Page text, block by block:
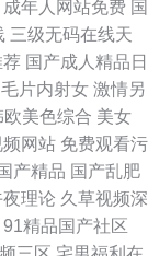
成年人网站免费 国
三级无码在线天
荐 国产成人精品日
毛片内射女 激情另
欧美色综合 美女
频网站 免费观看污
产精品 国产乱肥
理论 久草视频深
91精品国产社区